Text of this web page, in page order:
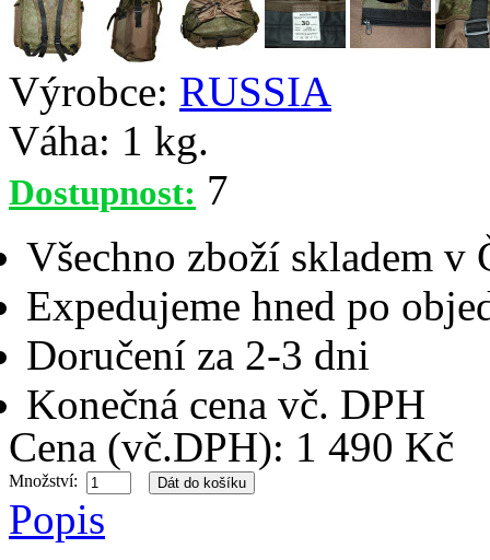
Výrobce: RUSSIA
Váha: 1 kg.
Dostupnost: 7
Všechno zboží skladem v
Expedujeme hned po
Doručení za 2-3 dni
Konečná cena vč. DPH
Cena (vč.DPH): 1 490 Kč
Množství:
Popis